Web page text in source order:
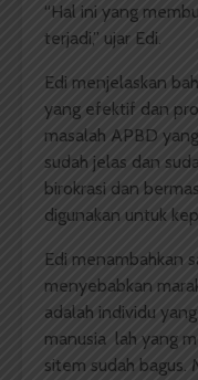
“Hal ini yang
terjadi,” ujar Edi.
Edi menjelaskan
yang efektif dan
masalah APBD
sudah jelas dan
birokrasi dan
digunakan untuk
Edi menambahkan
menyebabkan
adalah individu
manusia lah yang
sitem sudah bagus.